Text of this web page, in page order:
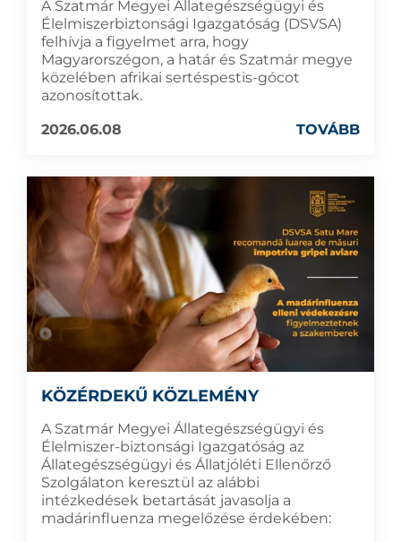
A Szatmár Megyei Állategészségügyi és
Élelmiszerbiztonsági Igazgatóság (DSVSA)
felhívja a figyelmet arra, hogy
Magyarorszégon, a határ és Szatmár megye
közelében afrikai sertéspestis-gócot
azonosítottak.
2026.06.08
TOVÁBB
KÖZÉRDEKŰ KÖZLEMÉNY
A Szatmár Megyei Állategészségügyi és
Élelmiszer-biztonsági Igazgatóság az
Állategészségügyi és Állatjóléti Ellenőrző
Szolgálaton keresztül az alábbi
intézkedések betartását javasolja a
madárinfluenza megelőzése érdekében: